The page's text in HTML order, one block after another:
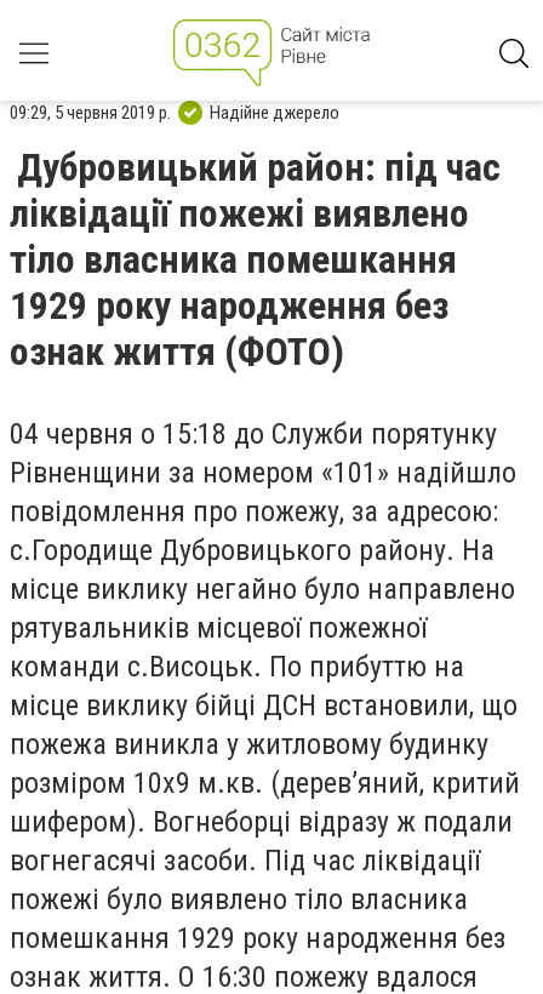
09:29, 5 червня 2019 р. Надійне джерело
Дубровицький район: під час
ліквідації пожежі виявлено
тіло власника помешкання
1929 року народження без
ознак життя (ФОТО)
04 червня о 15:18 до Служби порятунку
Рівненщини за номером «101» надійшло
повідомлення про пожежу, за адресою:
с.Городище Дубровицького району. На
місце виклику негайно було направлено
рятувальників місцевої пожежної
команди с.Висоцьк. По прибуттю на
місце виклику бійці ДСН встановили, що
пожежа виникла у житловому будинку
розміром 10х9 м.кв. (дерев’яний, критий
шифером). Вогнеборці відразу ж подали
вогнегасячі засоби. Під час ліквідації
пожежі було виявлено тіло власника
помешкання 1929 року народження без
ознак життя. О 16:30 пожежу вдалося